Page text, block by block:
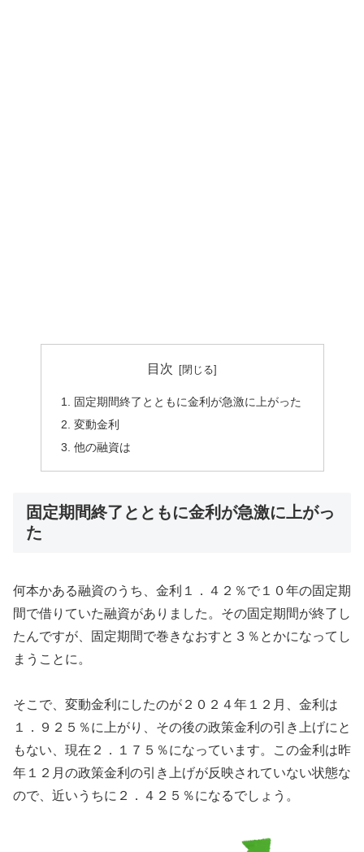
目次
固定期間終了とともに金利が急激に上がった
変動金利
他の融資は
固定期間終了とともに金利が急激に上がっ
た
何本かある融資のうち、金利１．４２％で１０年の固定期
間で借りていた融資がありました。その固定期間が終了し
たんですが、固定期間で巻きなおすと３％とかになってし
まうことに。
そこで、変動金利にしたのが２０２４年１２月、金利は
１．９２５％に上がり、その後の政策金利の引き上げにと
もない、現在２．１７５％になっています。この金利は昨
年１２月の政策金利の引き上げが反映されていない状態な
ので、近いうちに２．４２５％になるでしょう。